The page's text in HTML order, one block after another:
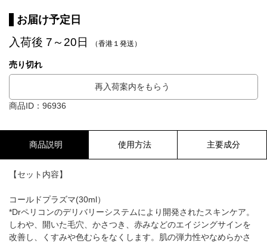
お届け予定日
入荷後 7～20日 （香港１発送）
売り切れ
再入荷案内をもらう
商品ID：96936
商品説明 使用方法 主要成分
【セット内容】
コールドプラズマ(30ml）
*Drペリコンのデリバリーシステムにより開発されたスキンケア。
しわや、開いた毛穴、かさつき、赤みなどのエイジングサインを
改善し、くすみや色むらをなくします。肌の弾力性やなめらかさ